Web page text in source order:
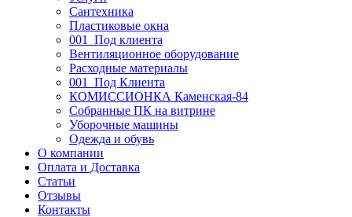
Сантехника
Пластиковые окна
001_Под клиента
Вентиляционное оборудование
Расходные материалы
001_Под Клиента
КОМИССИОНКА Каменская-84
Собранные ПК на витрине
Уборочные машины
Одежда и обувь
О компании
Оплата и Доставка
Статьи
Отзывы
Контакты